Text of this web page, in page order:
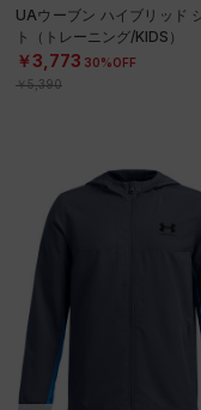
UAウーブン ハイブリッド
ト（トレーニング/KIDS）
￥3,773 30%OFF
￥5,390